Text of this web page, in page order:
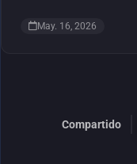
May. 16, 2026
Compartido